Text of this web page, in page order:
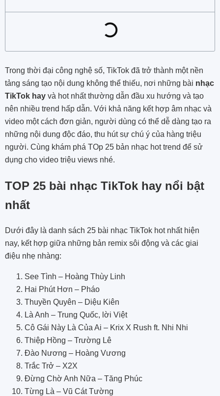
Trong thời đại công nghệ số, TikTok đã trở thành một nền
tảng sáng tạo nội dung không thể thiếu, nơi những bài nhạc
TikTok hay và hot nhất thường dẫn đầu xu hướng và tạo
nên nhiều trend hấp dẫn. Với khả năng kết hợp âm nhạc và
video một cách đơn giản, người dùng có thể dễ dàng tạo ra
những nội dung độc đáo, thu hút sự chú ý của hàng triệu
người. Cùng khám phá TOp 25 bản nhạc hot trend để sử
dụng cho video triệu views nhé.
TOP 25 bài nhạc TikTok hay nổi bật
nhất
Dưới đây là danh sách 25 bài nhạc TikTok hot nhất hiện
nay, kết hợp giữa những bản remix sôi động và các giai
điệu nhẹ nhàng:
See Tình – Hoàng Thùy Linh
Hai Phút Hơn – Pháo
Thuyền Quyên – Diệu Kiên
Là Anh – Trung Quốc, lời Việt
Cô Gái Này Là Của Ai – Krix X Rush ft. Nhi Nhi
Thiệp Hồng – Trường Lê
Đào Nương – Hoàng Vương
Trắc Trở – X2X
Đừng Chờ Anh Nữa – Tăng Phúc
Từng Là – Vũ Cát Tường